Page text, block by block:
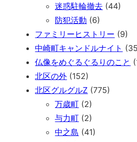
迷惑駐輪撤去 (44)
防犯活動 (6)
ファミリーヒストリー (9)
中崎町キャンドルナイト
仏像をめぐるぐるりのこと
北区の外 (152)
北区グルグルZ (775)
万歳町 (2)
与力町 (2)
中之島 (41)